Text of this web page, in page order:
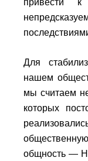
Для
нашем
мы считаем
которых
общность —